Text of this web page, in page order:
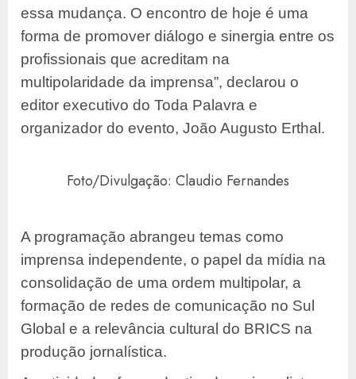
essa mudança. O encontro de hoje é uma
forma de promover diálogo e sinergia entre os
profissionais que acreditam na
multipolaridade da imprensa”, declarou o
editor executivo do Toda Palavra e
organizador do evento, João Augusto Erthal.
Foto/Divulgação: Claudio Fernandes
A programação abrangeu temas como
imprensa independente, o papel da mídia na
consolidação de uma ordem multipolar, a
formação de redes de comunicação no Sul
Global e a relevância cultural do BRICS na
produção jornalística.